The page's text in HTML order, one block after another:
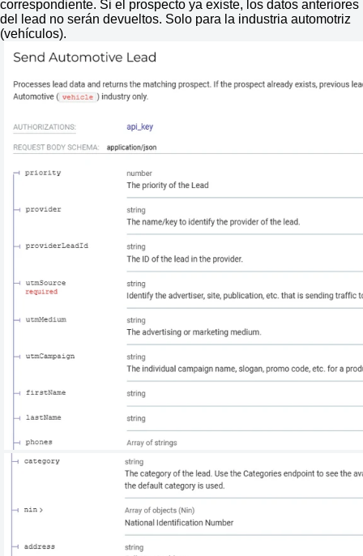
correspondiente. Si el prospecto ya existe, los datos anteriores
del lead no serán devueltos. Solo para la industria automotriz
(vehículos).